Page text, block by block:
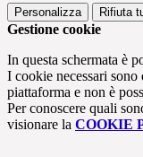
Personalizza Rifiuta
Gestione cookie
In questa schermata è
I cookie necessari
piattaforma e non è
Per conoscere quali
visionare la COOKIE